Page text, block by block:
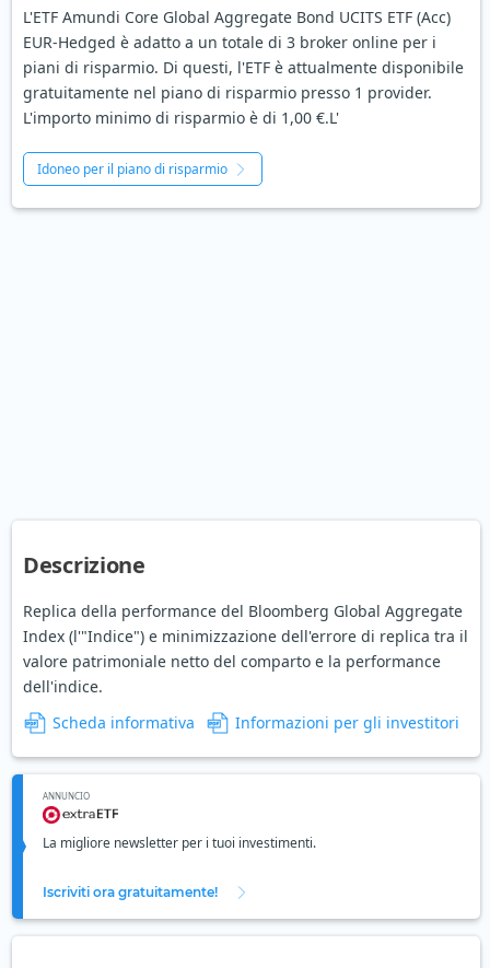
L'ETF Amundi Core Global Aggregate Bond UCITS ETF (Acc)
EUR-Hedged è adatto a un totale di 3 broker online per i
piani di risparmio. Di questi, l'ETF è attualmente disponibile
gratuitamente nel piano di risparmio presso 1 provider.
L'importo minimo di risparmio è di 1,00 €.L'
Idoneo per il piano di risparmio
Descrizione
Replica della performance del Bloomberg Global Aggregate
Index (l'"Indice") e minimizzazione dell'errore di replica tra il
valore patrimoniale netto del comparto e la performance
dell'indice.
Scheda informativa
Informazioni per gli investitori
ANNUNCIO
La migliore newsletter per i tuoi investimenti.
Iscriviti ora gratuitamente!